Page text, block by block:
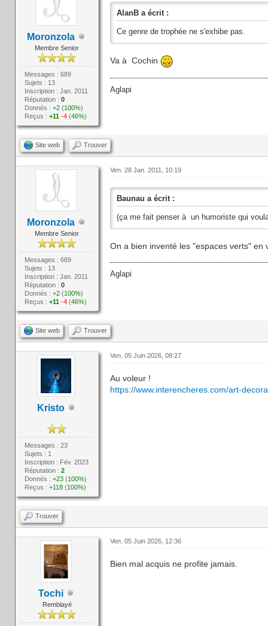
Moronzola
Membre Senior
Messages : 689
Sujets : 13
Inscription : Jan. 2011
Réputation :0
Donnés :+2 (100%)
Reçus :+11 -4 (46%)
AlanB a écrit :
Ce genre de trophée ne s'exhibe pas.
Va à Cochin
Aglapi
Site web Trouver
Moronzola
Membre Senior
Messages : 689
Sujets : 13
Inscription : Jan. 2011
Réputation :0
Donnés :+2 (100%)
Reçus :+11 -4 (46%)
Ven. 28 Jan. 2011, 10:19
Baunau a écrit :
(ça me fait penser à un humoriste qui
On a bien inventé les "espaces verts" en
Aglapi
Site web Trouver
Kristo
Messages : 23
Sujets : 1
Inscription : Fév. 2023
Réputation :2
Donnés :+23 (100%)
Reçus :+118 (100%)
Ven. 05 Juin 2026, 08:27
Au voleur !
https://www.interencheres.com/art-
Trouver
Tochi
Remblayé
Ven. 05 Juin 2026, 12:36
Bien mal acquis ne profite jamais.